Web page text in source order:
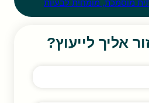
אליך לייעוץ?